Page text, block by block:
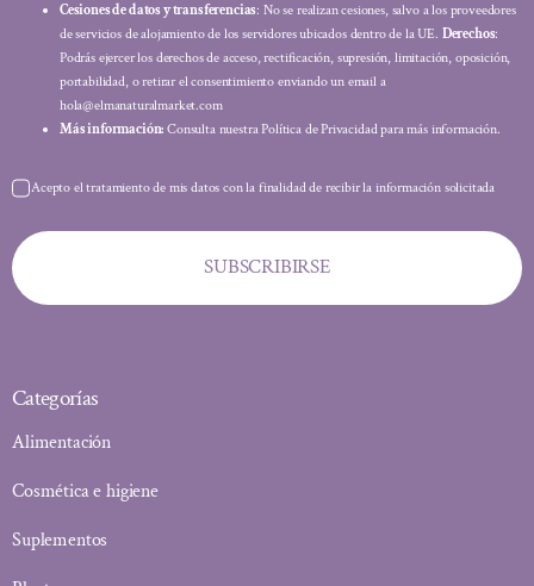
Cesiones de datos y transferencias: No se realizan cesiones, salvo a los proveedores
de servicios de alojamiento de los servidores ubicados dentro de la UE. Derechos:
Podrás ejercer los derechos de acceso, rectificación, supresión, limitación, oposición,
portabilidad, o retirar el consentimiento enviando un email a
hola@elmanaturalmarket.com
Más información: Consulta nuestra Política de Privacidad para más información.
Acepto el tratamiento de mis datos con la finalidad de recibir la información solicitada
SUBSCRIBIRSE
Categorías
Alimentación
Cosmética e higiene
Suplementos